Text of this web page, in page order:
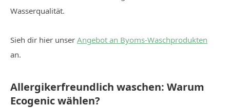
Wasserqualität.
Sieh dir hier unser Angebot an Byoms-Waschprodukten
an.
Allergikerfreundlich waschen: Warum
Ecogenic wählen?